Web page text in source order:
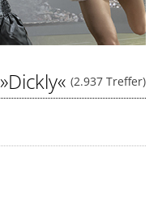
(2.937 Treffer)
»Dickly«